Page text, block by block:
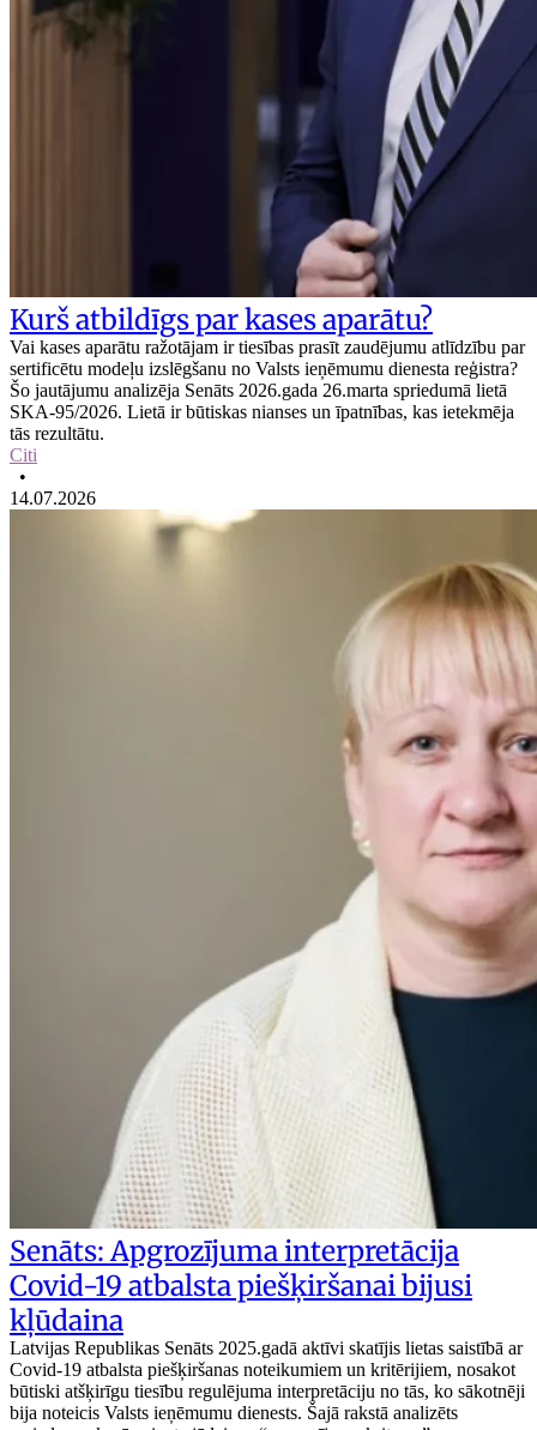
Kurš atbildīgs par kases aparātu?
Vai kases aparātu ražotājam ir tiesības prasīt zaudējumu atlīdzību par
sertificētu modeļu izslēgšanu no Valsts ieņēmumu dienesta reģistra?
Šo jautājumu analizēja Senāts 2026.gada 26.marta spriedumā lietā
SKA-95/2026. Lietā ir būtiskas nianses un īpatnības, kas ietekmēja
tās rezultātu.
Citi
•
14.07.2026
Senāts: Apgrozījuma interpretācija
Covid-19 atbalsta piešķiršanai bijusi
kļūdaina
Latvijas Republikas Senāts 2025.gadā aktīvi skatījis lietas saistībā ar
Covid-19 atbalsta piešķiršanas noteikumiem un kritērijiem, nosakot
būtiski atšķirīgu tiesību regulējuma interpretāciju no tās, ko sākotnēji
bija noteicis Valsts ieņēmumu dienests. Šajā rakstā analizēts